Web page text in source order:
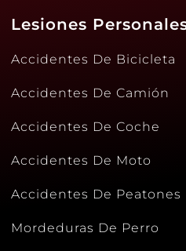
Lesiones
Accidentes De Bicicleta
Accidentes De Camión
Accidentes De Coche
Accidentes De Moto
Accidentes De Peatones
Mordeduras De Perro